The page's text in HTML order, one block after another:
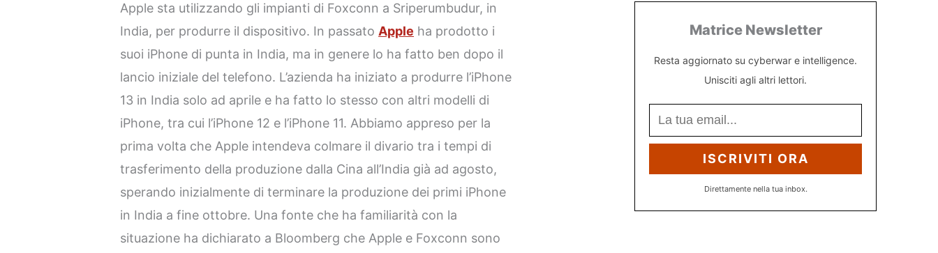
Apple sta utilizzando gli impianti di Foxconn a Sriperumbudur, in
India, per produrre il dispositivo. In passato Apple ha prodotto i
suoi iPhone di punta in India, ma in genere lo ha fatto ben dopo il
lancio iniziale del telefono. L’azienda ha iniziato a produrre l’iPhone
13 in India solo ad aprile e ha fatto lo stesso con altri modelli di
iPhone, tra cui l’iPhone 12 e l’iPhone 11. Abbiamo appreso per la
prima volta che Apple intendeva colmare il divario tra i tempi di
trasferimento della produzione dalla Cina all’India già ad agosto,
sperando inizialmente di terminare la produzione dei primi iPhone
in India a fine ottobre. Una fonte che ha familiarità con la
situazione ha dichiarato a Bloomberg che Apple e Foxconn sono
Matrice Newsletter
Resta aggiornato su cyberwar e intelligence.
Unisciti agli altri lettori.
ISCRIVITI ORA
Direttamente nella tua inbox.